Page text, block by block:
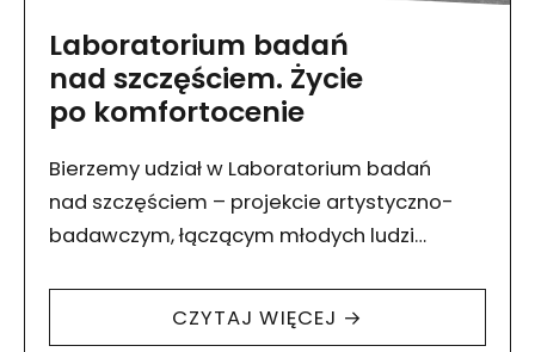
Laboratorium badań
nad szczęściem. Życie
po kom­fortocenie
Bierzemy udział w Laboratorium badań
nad szczęściem – projekcie artystyczno-
badawczym, łączącym młodych ludzi
eksperckich zajmie się koprodukcją wiedzy
CZYTAJ WIĘCEJ →